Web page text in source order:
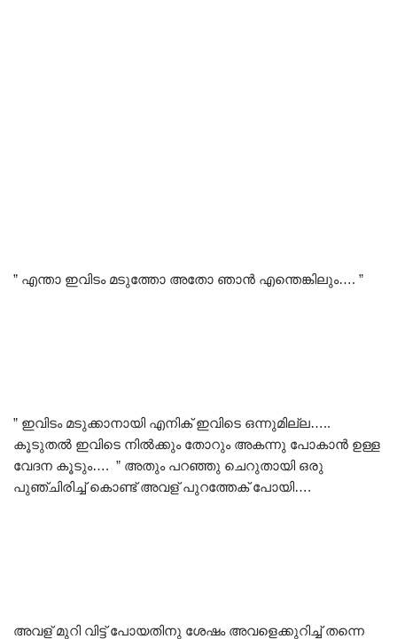
” എന്താ ഇവിടം മടുത്തോ അതോ ഞാൻ എന്തെങ്കിലും…. ”
” ഇവിടം മടുക്കാനായി എനിക് ഇവിടെ ഒന്നുമില്ല…..
കൂടുതൽ ഇവിടെ നിൽക്കും തോറും അകന്നു പോകാൻ ഉള്ള
വേദന കൂടും…. ” അതും പറഞ്ഞു ചെറുതായി ഒരു
പുഞ്ചിരിച്ച് കൊണ്ട് അവള് പുറത്തേക് പോയി….
അവള് മുറി വിട്ട് പോയതിനു ശേഷം അവളെക്കുറിച്ച് തന്നെ